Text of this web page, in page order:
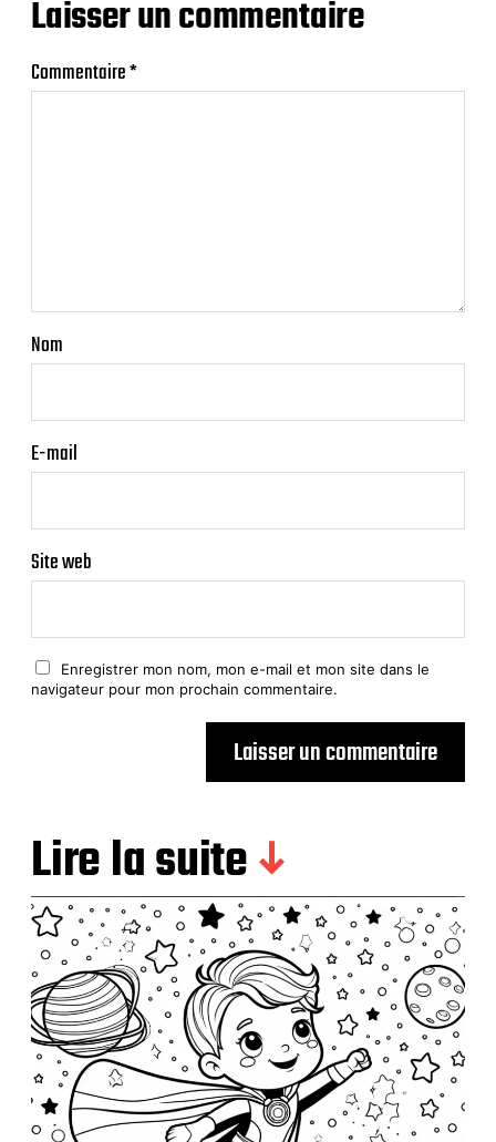
Laisser un commentaire
Commentaire*
Nom
E-mail
Site web
Enregistrer mon nom, mon e-mail et mon site dans le
navigateur pour mon prochain commentaire.
Lire la suite